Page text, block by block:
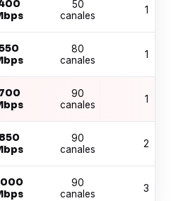
50
canales
1
80
canales
1
90
canales
1
850
90
canales
2
90
canales
3